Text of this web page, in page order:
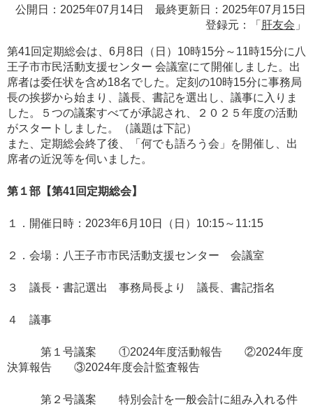
公開日：2025年07月14日 最終更新日：2025年07月15日
登録元：「 肝友会 」
第41回定期総会は、6月8日（日）10時15分～11時15分に八
王子市市民活動支援センター 会議室にて開催しました。出
席者は委任状を含め18名でした。定刻の10時15分に事務局
長の挨拶から始まり、議長、書記を選出し、議事に入りま
した。５つの議案すべてが承認され、２０２５年度の活動
がスタートしました。（議題は下記）
また、定期総会終了後、「何でも語ろう会」を開催し、出
席者の近況等を伺いました。
第１部【第41回定期総会】
１．開催日時：2023年6月10日（日）10:15～11:15
２．会場：八王子市市民活動支援センター 会議室
３ 議長・書記選出 事務局長より 議長、書記指名
４ 議事
第１号議案 ①2024年度活動報告 ②2024年度
決算報告 ③2024年度会計監査報告
第２号議案 特別会計を一般会計に組み入れる件